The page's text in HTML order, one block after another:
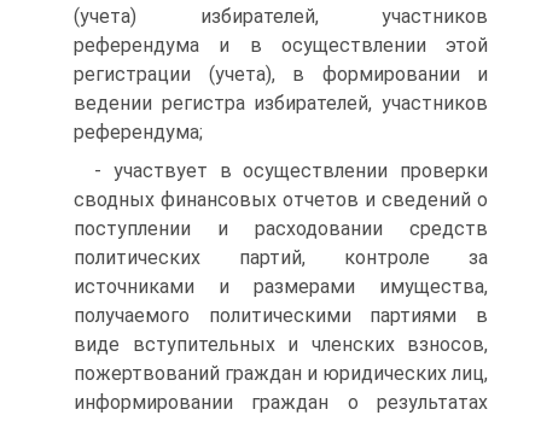
(учета) избирателей, участников
референдума и в осуществлении этой
регистрации (учета), в формировании и
ведении регистра избирателей, участников
референдума;
- участвует в осуществлении проверки
сводных финансовых отчетов и сведений о
поступлении и расходовании средств
политических партий, контроле за
источниками и размерами имущества,
получаемого политическими партиями в
виде вступительных и членских взносов,
пожертвований граждан и юридических лиц,
информировании граждан о результатах